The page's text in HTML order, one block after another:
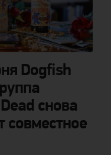
Dogfish
снова
совместное